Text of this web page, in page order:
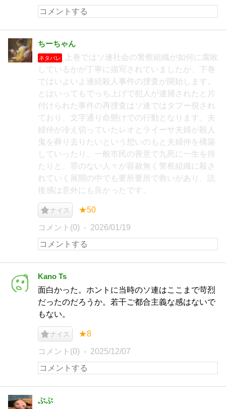
ちーちゃん
ネタバレ
上巻ではソ連社会の警察組織が如何に腐敗
しているかが丁寧に描写されていましたが、下巻
ではいよいよ連続殺人事件の捜査が開始します。
とはいってもでっち上げで犯人が逮捕されたと片
付けられた事件の再捜査はソ連ではタブー視され
ており、文字通り命懸けでの行動となります。夫
婦仲が冷え切っていたレオとライーサ夫婦が殺人
鬼を葬り去りたいという想いのもと夫婦仲を構築
していったり、一般市民の善意で九死に一生を得
たりと、罪のない人々が容赦無く警察組織に殺さ
れていく展開の中でも要所要所で救いがあり、読
後感は意外にも良かったです。
ナイス ★50
コメント(0) 2026/01/19
Kano Ts
面白かった。ホントに当時のソ連はここまで苛烈
だったのだろうか。若干ご都合主義な感はないで
もない。
ナイス ★8
コメント(0) 2025/12/07
ぶぶ